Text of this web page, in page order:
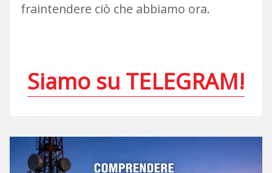
fraintendere ciò che abbiamo ora.
Siamo su TELEGRAM!